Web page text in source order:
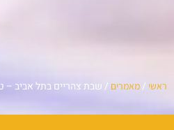
ראשי / מאמרים / שבת צהריים בתל אביב